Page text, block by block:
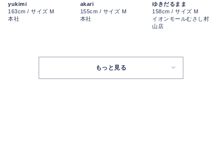
yukimi
163cm / サイズ M
本社
akari
155cm / サイズ M
本社
ゆきだるまま
158cm / サイズ M
イオンモールむさし村
山店
もっと見る